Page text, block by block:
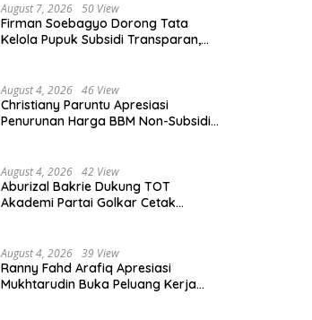
August 7, 2026 50 View
Firman Soebagyo Dorong Tata
Kelola Pupuk Subsidi Transparan,
August 4, 2026 46 View
Christiany Paruntu Apresiasi
Penurunan Harga BBM Non-Subsidi,
August 4, 2026 42 View
Aburizal Bakrie Dukung TOT
Akademi Partai Golkar Cetak
August 4, 2026 39 View
Ranny Fahd Arafiq Apresiasi
Mukhtarudin Buka Peluang Kerja